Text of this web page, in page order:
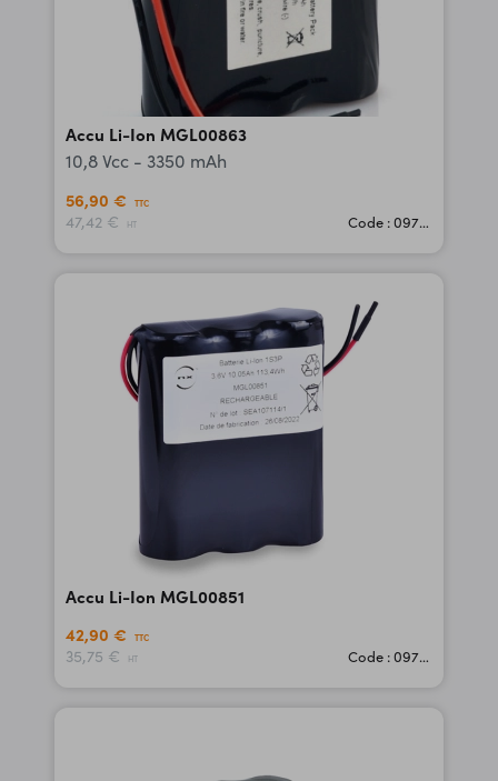
Accu Li-Ion MGL00863
10,8 Vcc - 3350 mAh
56,90 €
TTC
47,42 € HT Code : 09762
Accu Li-Ion MGL00851
42,90 €
TTC
35,75 € HT Code : 09769